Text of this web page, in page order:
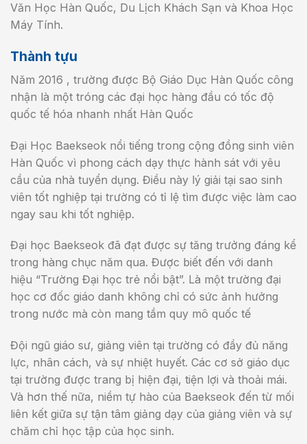
Văn Học Hàn Quốc, Du Lịch Khách Sạn và Khoa Học
Máy Tính.
Thành tựu
Năm 2016 , trường được Bộ Giáo Dục Hàn Quốc công
nhận là một tróng các đại học hàng đầu có tốc độ
quốc tế hóa nhanh nhất Hàn Quốc
Đại Học Baekseok nổi tiếng trong cộng đồng sinh viên
Hàn Quốc vì phong cách dạy thực hành sát với yêu
cầu của nhà tuyển dụng. Điều này lý giải tại sao sinh
viên tốt nghiệp tại trường có tỉ lệ tìm được việc làm cao
ngay sau khi tốt nghiệp.
Đại học Baekseok đã đạt được sự tăng trưởng đáng kể
trong hàng chục năm qua. Được biết đến với danh
hiệu “Trường Đại học trẻ nổi bật”. Là một trường đại
học cơ đốc giáo danh không chỉ có sức ảnh hưởng
trong nước mà còn mang tầm quy mô quốc tế
Đội ngũ giáo sư, giảng viên tại trường có đầy đủ năng
lực, nhân cách, và sự nhiệt huyết. Các cơ sở giáo dục
tại trường được trang bị hiện đại, tiện lợi và thoải mái.
Và hơn thế nữa, niềm tự hào của Baekseok đến từ mối
liên kết giữa sự tận tâm giảng dạy của giảng viên và sự
chăm chỉ học tập của học sinh.